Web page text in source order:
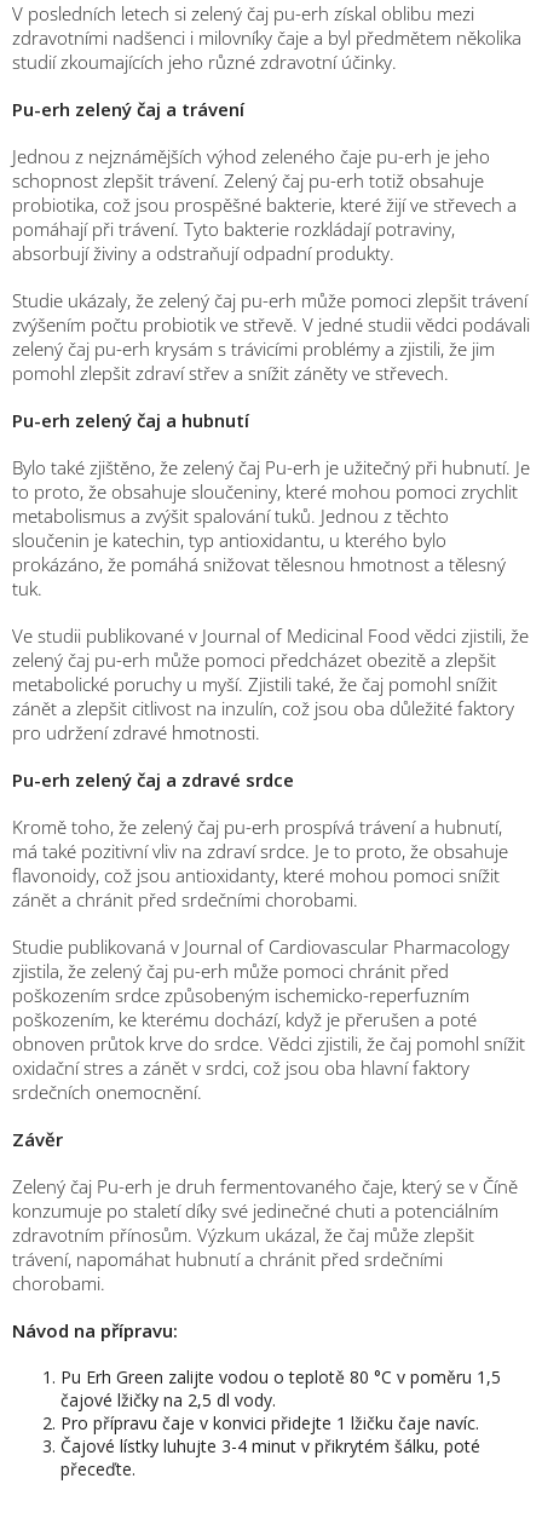
V posledních letech si zelený čaj pu-erh získal oblibu mezi
zdravotními nadšenci i milovníky čaje a byl předmětem několika
studií zkoumajících jeho různé zdravotní účinky.
Pu-erh zelený čaj a trávení
Jednou z nejznámějších výhod zeleného čaje pu-erh je jeho
schopnost zlepšit trávení. Zelený čaj pu-erh totiž obsahuje
probiotika, což jsou prospěšné bakterie, které žijí ve střevech a
pomáhají při trávení. Tyto bakterie rozkládají potraviny,
absorbují živiny a odstraňují odpadní produkty.
Studie ukázaly, že zelený čaj pu-erh může pomoci zlepšit trávení
zvýšením počtu probiotik ve střevě. V jedné studii vědci podávali
zelený čaj pu-erh krysám s trávicími problémy a zjistili, že jim
pomohl zlepšit zdraví střev a snížit záněty ve střevech.
Pu-erh zelený čaj a hubnutí
Bylo také zjištěno, že zelený čaj Pu-erh je užitečný při hubnutí. Je
to proto, že obsahuje sloučeniny, které mohou pomoci zrychlit
metabolismus a zvýšit spalování tuků. Jednou z těchto
sloučenin je katechin, typ antioxidantu, u kterého bylo
prokázáno, že pomáhá snižovat tělesnou hmotnost a tělesný
tuk.
Ve studii publikované v Journal of Medicinal Food vědci zjistili, že
zelený čaj pu-erh může pomoci předcházet obezitě a zlepšit
metabolické poruchy u myší. Zjistili také, že čaj pomohl snížit
zánět a zlepšit citlivost na inzulín, což jsou oba důležité faktory
pro udržení zdravé hmotnosti.
Pu-erh zelený čaj a zdravé srdce
Kromě toho, že zelený čaj pu-erh prospívá trávení a hubnutí,
má také pozitivní vliv na zdraví srdce. Je to proto, že obsahuje
flavonoidy, což jsou antioxidanty, které mohou pomoci snížit
zánět a chránit před srdečními chorobami.
Studie publikovaná v Journal of Cardiovascular Pharmacology
zjistila, že zelený čaj pu-erh může pomoci chránit před
poškozením srdce způsobeným ischemicko-reperfuzním
poškozením, ke kterému dochází, když je přerušen a poté
obnoven průtok krve do srdce. Vědci zjistili, že čaj pomohl snížit
oxidační stres a zánět v srdci, což jsou oba hlavní faktory
srdečních onemocnění.
Závěr
Zelený čaj Pu-erh je druh fermentovaného čaje, který se v Číně
konzumuje po staletí díky své jedinečné chuti a potenciálním
zdravotním přínosům. Výzkum ukázal, že čaj může zlepšit
trávení, napomáhat hubnutí a chránit před srdečními
chorobami.
Návod na přípravu:
Pu Erh Green zalijte vodou o teplotě 80 °C v poměru 1,5
čajové lžičky na 2,5 dl vody.
Pro přípravu čaje v konvici přidejte 1 lžičku čaje navíc.
Čajové lístky luhujte 3-4 minut v přikrytém šálku, poté
přeceďte.